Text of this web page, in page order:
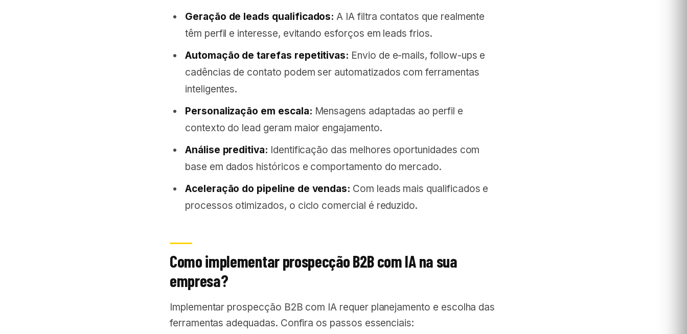
Geração de leads qualificados: A IA filtra contatos que realmente
têm perfil e interesse, evitando esforços em leads frios.
Automação de tarefas repetitivas: Envio de e-mails, follow-ups e
cadências de contato podem ser automatizados com ferramentas
inteligentes.
Personalização em escala: Mensagens adaptadas ao perfil e
contexto do lead geram maior engajamento.
Análise preditiva: Identificação das melhores oportunidades com
base em dados históricos e comportamento do mercado.
Aceleração do pipeline de vendas: Com leads mais qualificados e
processos otimizados, o ciclo comercial é reduzido.
Como implementar prospecção B2B com IA na sua
empresa?
Implementar prospecção B2B com IA requer planejamento e escolha das
ferramentas adequadas. Confira os passos essenciais: